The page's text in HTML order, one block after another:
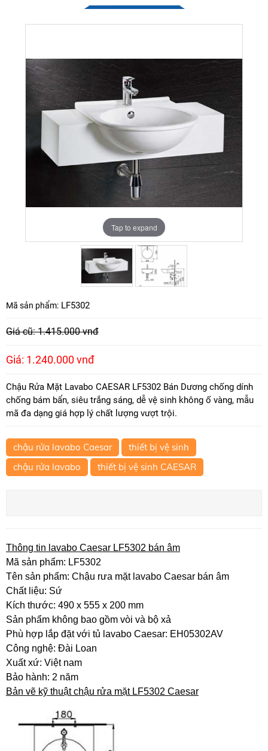
Tap to expand
Tap to expand
Mã sản phẩm: LF5302
Giá cũ: 1.415.000 vnđ
Giá: 1.240.000 vnđ
Chậu Rửa Mặt Lavabo CAESAR LF5302 Bán Dương chống dính
chống bám bẩn, siêu trắng sáng, dễ vệ sinh không ố vàng, mẫu
mã đa dạng giá hợp lý chất lượng vượt trội.
chậu rửa lavabo Caesar
thiết bị vệ sinh
chậu rửa lavabo
thiết bị vệ sinh CAESAR
Thông tin lavabo Caesar LF5302 bán âm
Mã sản phẩm: LF5302
Tên sản phẩm: Chậu rưa mặt lavabo Caesar bán âm
Chất liệu: Sứ
Kích thước: 490 x 555 x 200 mm
Sản phẩm không bao gồm vòi và bộ xả
Phù hợp lắp đặt với tủ lavabo Caesar: EH05302AV
Công nghệ: Đài Loan
Xuất xứ: Việt nam
Bảo hành: 2 năm
Bản vẽ kỹ thuật chậu rửa mặt LF5302 Caesar